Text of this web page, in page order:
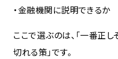
・金融機関に説明できるか
ここで選ぶのは、「一番正し
切れる策」です。